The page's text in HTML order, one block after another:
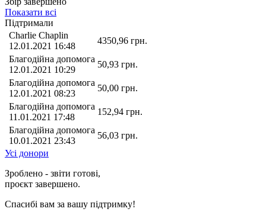
Показати всі
Підтримали
Charlie Chaplin
12.01.2021 16:48
4350,96 грн.
Благодійна допомога
12.01.2021 10:29
50,93 грн.
Благодійна допомога
12.01.2021 08:23
50,00 грн.
Благодійна допомога
11.01.2021 17:48
152,94 грн.
Благодійна допомога
10.01.2021 23:43
56,03 грн.
Усі донори
Зроблено - звіти готові,
проєкт завершено.
Спасибі вам за вашу підтримку!